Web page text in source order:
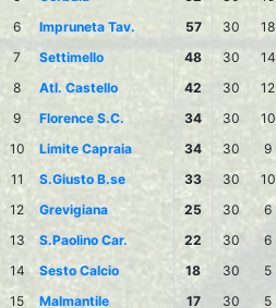
6
Impruneta Tav. 57 30 18
7
Settimello 48 30 14
8
Atl. Castello 42 30 12
9
Florence S.C. 34 30 10
10
Limite Capraia 34 30 9
11
S.Giusto B.se 33 30 10
12
Grevigiana 25 30 6
13
S.Paolino Car. 22 30 6
14
Sesto Calcio 18 30 5
15
Malmantile 17 30 5